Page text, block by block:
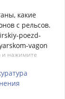
какие
с рельсов.
poezd-
vagon
и нажимите